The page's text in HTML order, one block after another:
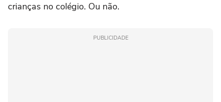
crianças no colégio. Ou não.
PUBLICIDADE